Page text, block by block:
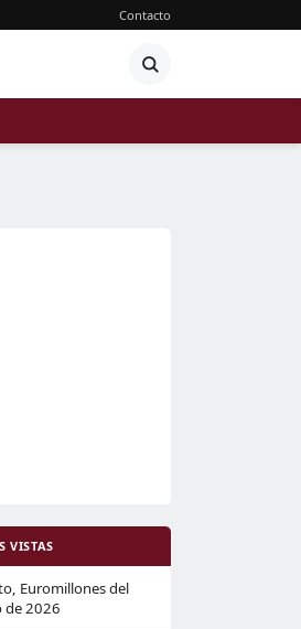
Contacto
VISTAS
Euromillones del
de 2026